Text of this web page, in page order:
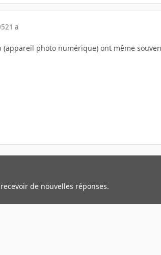
21 a
(appareil photo numérique) ont même
de nouvelles réponses.